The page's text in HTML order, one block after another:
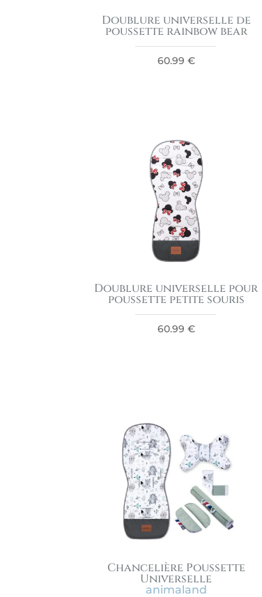
Doublure universelle de
poussette rainbow bear
60.99 €
Doublure universelle pour
poussette petite souris
60.99 €
Chancelière Poussette
Universelle
animaland